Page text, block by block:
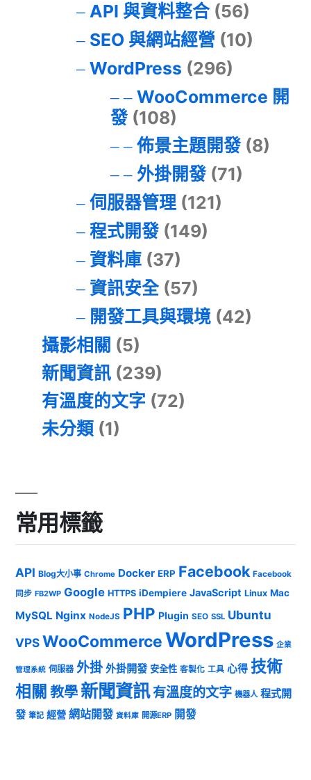
API 與資料整合(56)
SEO 與網站經營 (10)
WordPress (296)
WooCommerce 開
發(108)
佈景主題開發(8)
外掛開發(71)
伺服器管理(121)
程式開發(149)
資料庫(37)
資訊安全(57)
開發工具與環境(42)
攝影相關 (5)
新聞資訊 (239)
有溫度的文字 (72)
未分類 (1)
常用標籤
API Blog大小事 Chrome Docker ERP Facebook Facebook
同步 FB2WP Google HTTPS iDempiere JavaScript Linux Mac
MySQL Nginx NodeJS PHP Plugin SEO SSL Ubuntu
VPSWooCommerceWordPress 企業
管理系統 伺服器 外掛 外掛開發 安全性 客製化 工具 心得 技術
相關 教學 新聞資訊有溫度的文字 機器人 程式開
發 筆記 經營 網站開發 資料庫 開源ERP 開發